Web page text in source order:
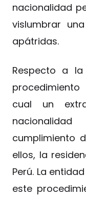
nacionalidad
vislumbrar
apátridas.
Respecto a
cual un
cumplimiento
ellos, la
Perú. La
este